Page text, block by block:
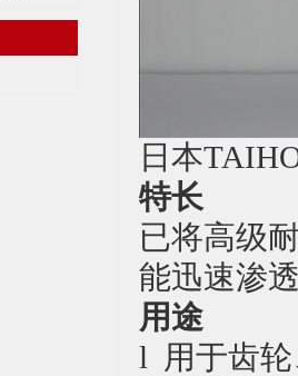
日本
特长
已将高级
能迅速渗
用途
l 用于齿轮